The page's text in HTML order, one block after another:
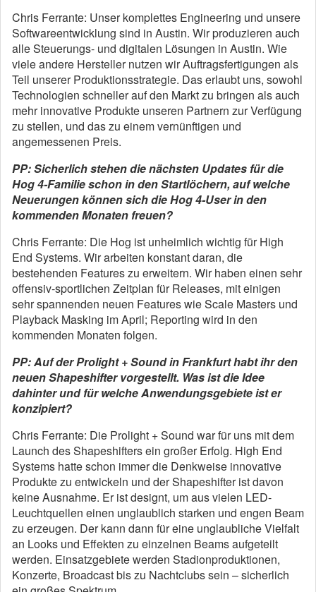
Chris Ferrante: Unser komplettes Engineering und unsere
Softwareentwicklung sind in Austin. Wir produzieren auch
alle Steuerungs- und digitalen Lösungen in Austin. Wie
viele andere Hersteller nutzen wir Auftragsfertigungen als
Teil unserer Produktionsstrategie. Das erlaubt uns, sowohl
Technologien schneller auf den Markt zu bringen als auch
mehr innovative Produkte unseren Partnern zur Verfügung
zu stellen, und das zu einem vernünftigen und
angemessenen Preis.
PP: Sicherlich stehen die nächsten Updates für die
Hog 4-Familie schon in den Startlöchern, auf welche
Neuerungen können sich die Hog 4-User in den
kommenden Monaten freuen?
Chris Ferrante: Die Hog ist unheimlich wichtig für High
End Systems. Wir arbeiten konstant daran, die
bestehenden Features zu erweitern. Wir haben einen sehr
offensiv-sportlichen Zeitplan für Releases, mit einigen
sehr spannenden neuen Features wie Scale Masters und
Playback Masking im April; Reporting wird in den
kommenden Monaten folgen.
PP: Auf der Prolight + Sound in Frankfurt habt ihr den
neuen Shapeshifter vorgestellt. Was ist die Idee
dahinter und für welche Anwendungsgebiete ist er
konzipiert?
Chris Ferrante: Die Prolight + Sound war für uns mit dem
Launch des Shapeshifters ein großer Erfolg. High End
Systems hatte schon immer die Denkweise innovative
Produkte zu entwickeln und der Shapeshifter ist davon
keine Ausnahme. Er ist designt, um aus vielen LED-
Leuchtquellen einen unglaublich starken und engen Beam
zu erzeugen. Der kann dann für eine unglaubliche Vielfalt
an Looks und Effekten zu einzelnen Beams aufgeteilt
werden. Einsatzgebiete werden Stadionproduktionen,
Konzerte, Broadcast bis zu Nachtclubs sein – sicherlich